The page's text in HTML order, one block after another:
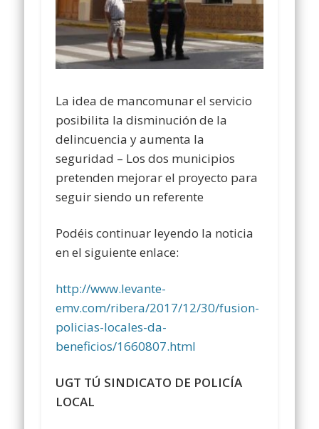
La idea de mancomunar el servicio
posibilita la disminución de la
delincuencia y aumenta la
seguridad – Los dos municipios
pretenden mejorar el proyecto para
seguir siendo un referente
Podéis continuar leyendo la noticia
en el siguiente enlace:
http://www.levante-
emv.com/ribera/2017/12/30/fusion-
policias-locales-da-
beneficios/1660807.html
UGT TÚ SINDICATO DE POLICÍA
LOCAL